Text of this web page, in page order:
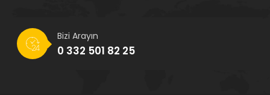
Bizi Arayın
0 332 501 82 25